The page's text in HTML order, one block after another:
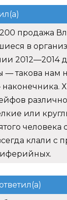
продажа
в
2012—2014
— такова нам
или
человека
клали с